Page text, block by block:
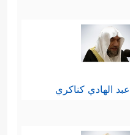
عبد الهادي كناكري